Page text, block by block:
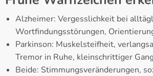
Alzheimer: Vergesslichkeit bei
Wortfindungsstörungen,
Parkinson: Muskelsteifheit,
Tremor in Ruhe, kleinschrittiger
Beide: Stimmungsveränderungen,